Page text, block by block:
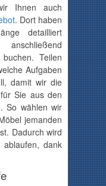
Ihnen auch
. Dort haben
detailliert
Teilen
Aufgaben
damit wir die
Sie aus den
So wählen wir
jemanden
Dadurch wird
ablaufen, dank